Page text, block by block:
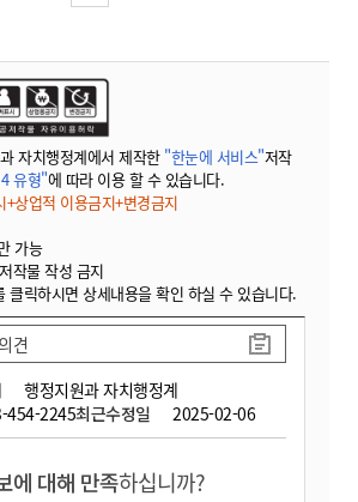
자치행정계에서 제작한 "한눈에 서비스"저작
유형"에 따라 이용 할 수 있습니다.
상업적 이용금지+변경금지
가능
작물 작성 금지
릭하시면 상세내용을 확인 하실 수 있습니다.
행정지원과 자치행정계
454-2245최근수정일 2025-02-06
견
에 대해 만족하십니까?